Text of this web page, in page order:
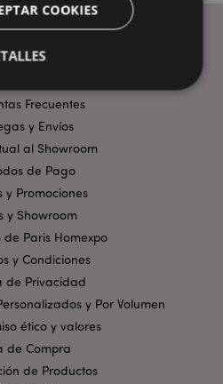
Frecuentes
y Envíos
al Showroom
de Pago
y Promociones
y Showroom
de Paris Homexpo
y Condiciones
de Privacidad
y Por Volumen
ético y valores
de Compra
de Productos
COOKIES
Rendimiento
Funcionalidad
sitio web, como el inicio de
gestión de la cuenta. El sitio
correctamente sin las
Google LLC